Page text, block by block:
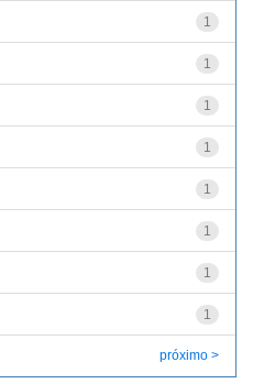
1
1
1
1
1
1
1
1
próximo >